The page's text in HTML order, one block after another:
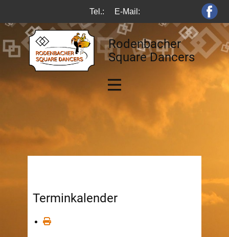
Tel.: E-Mail:
Rodenbacher
Square Dancers
Terminkalender